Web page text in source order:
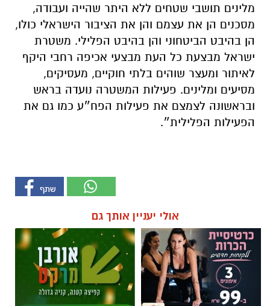
מלינים תושבי שטחים ללא היתר שהייה ועבודה,
מסכנים הן את עצמם והן את הציבור הישראלי כולו,
הן בהיבט הביטחוני והן בהיבט הפלילי. משטרת
ישראל מבצעת כל העת מבצעי אכיפה רחבי היקף
לאיתור ומעצר שוהים בלתי חוקיים, מעסיקים,
מסיעים ומלינים. פעילות המשטרה נועדה בראש
ובראשונה לצמצם את פעילות הפח״ע כמו גם את
הפעילות הפלילית״.
אולי יעניין אותך גם